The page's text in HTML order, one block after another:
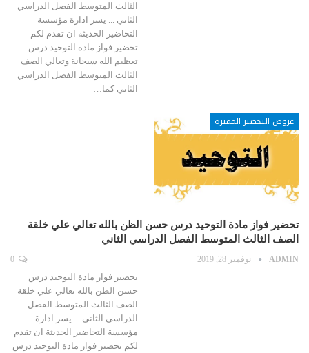
الثالث المتوسط الفصل الدراسي
الثاني ... يسر ادارة مؤسسة
التحاضير الحديثة ان تقدم لكم
تحضير فواز مادة التوحيد درس
تعظيم الله سبحانة وتعالي الصف
الثالث المتوسط الفصل الدراسي
الثاني كما…
عروض التحضير المميزة
تحضير فواز مادة التوحيد درس حسن الظن بالله تعالي علي خلقة
الصف الثالث المتوسط الفصل الدراسي الثاني
ADMIN نوفمبر 28, 2019
تحضير فواز مادة التوحيد درس
حسن الظن بالله تعالي علي خلقة
الصف الثالث المتوسط الفصل
الدراسي الثاني ... يسر ادارة
مؤسسة التحاضير الحديثة ان تقدم
لكم تحضير فواز مادة التوحيد درس